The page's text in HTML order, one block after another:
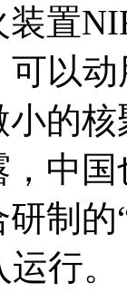
NIF
以
的
中
制
行。